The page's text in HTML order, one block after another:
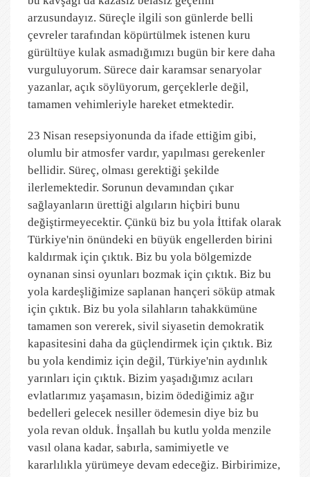
arzusundayız. Süreçle ilgili son günlerde belli
çevreler tarafından köpürtülmek istenen kuru
gürültüye kulak asmadığımızı bugün bir kere daha
vurguluyorum. Sürece dair karamsar senaryolar
yazanlar, açık söylüyorum, gerçeklerle değil,
tamamen vehimleriyle hareket etmektedir.
23 Nisan resepsiyonunda da ifade ettiğim gibi,
olumlu bir atmosfer vardır, yapılması gerekenler
bellidir. Süreç, olması gerektiği şekilde
ilerlemektedir. Sorunun devamından çıkar
sağlayanların ürettiği algıların hiçbiri bunu
değiştirmeyecektir. Çünkü biz bu yola İttifak olarak
Türkiye'nin önündeki en büyük engellerden birini
kaldırmak için çıktık. Biz bu yola bölgemizde
oynanan sinsi oyunları bozmak için çıktık. Biz bu
yola kardeşliğimize saplanan hançeri söküp atmak
için çıktık. Biz bu yola silahların tahakkümüne
tamamen son vererek, sivil siyasetin demokratik
kapasitesini daha da güçlendirmek için çıktık. Biz
bu yola kendimiz için değil, Türkiye'nin aydınlık
yarınları için çıktık. Bizim yaşadığımız acıları
evlatlarımız yaşamasın, bizim ödediğimiz ağır
bedelleri gelecek nesiller ödemesin diye biz bu
yola revan olduk. İnşallah bu kutlu yolda menzile
vasıl olana kadar, sabırla, samimiyetle ve
kararlılıkla yürümeye devam edeceğiz. Birbirimize,